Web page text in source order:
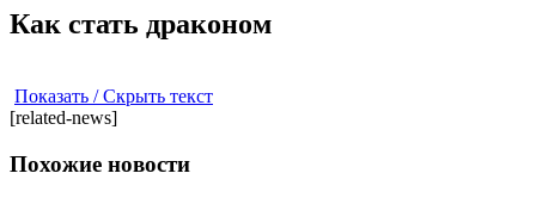
Как стать драконом
Показать / Скрыть текст
[related-news]
Похожие новости